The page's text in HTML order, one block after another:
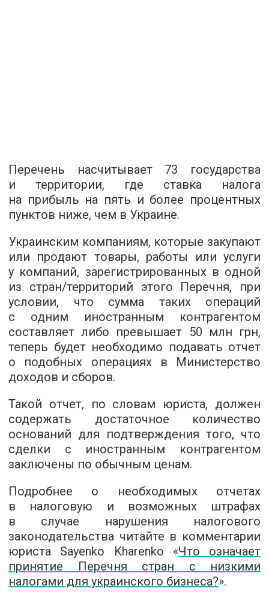
Перечень насчитывает 73 государства
и территории, где ставка налога
на прибыль на пять и более процентных
пунктов ниже, чем в Украине.
Украинским компаниям, которые закупают
или продают товары, работы или услуги
у компаний, зарегистрированных в одной
из стран/территорий этого Перечня, при
условии, что сумма таких операций
с одним иностранным контрагентом
составляет либо превышает 50 млн грн,
теперь будет необходимо подавать отчет
о подобных операциях в Министерство
доходов и сборов.
Такой отчет, по словам юриста, должен
содержать достаточное количество
оснований для подтверждения того, что
сделки с иностранным контрагентом
заключены по обычным ценам.
Подробнее о необходимых отчетах
в налоговую и возможных штрафах
в случае нарушения налогового
законодательства читайте в комментарии
юриста Sayenko Kharenko «Что означает
принятие Перечня стран с низкими
налогами для украинского бизнеса?».